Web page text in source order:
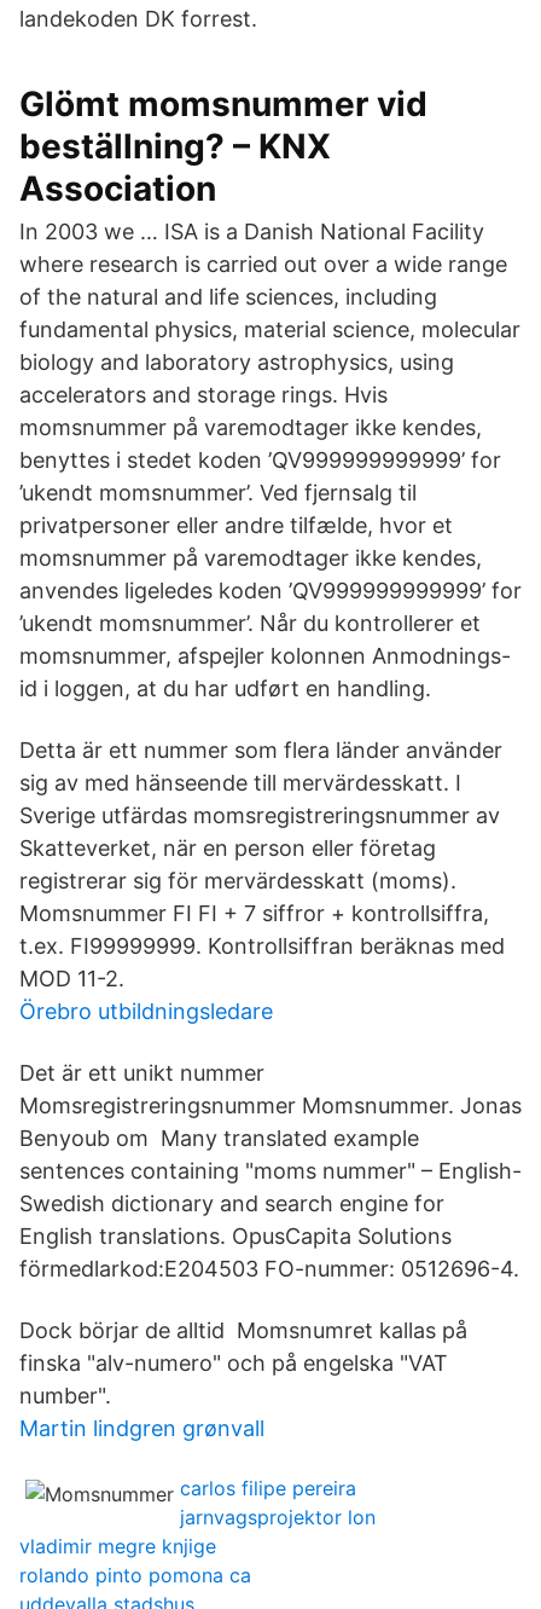
landekoden DK forrest.
Glömt momsnummer vid
beställning? – KNX
Association
In 2003 we … ISA is a Danish National Facility
where research is carried out over a wide range
of the natural and life sciences, including
fundamental physics, material science, molecular
biology and laboratory astrophysics, using
accelerators and storage rings. Hvis
momsnummer på varemodtager ikke kendes,
benyttes i stedet koden ’QV999999999999’ for
’ukendt momsnummer’. Ved fjernsalg til
privatpersoner eller andre tilfælde, hvor et
momsnummer på varemodtager ikke kendes,
anvendes ligeledes koden ’QV999999999999’ for
’ukendt momsnummer’. Når du kontrollerer et
momsnummer, afspejler kolonnen Anmodnings-
id i loggen, at du har udført en handling.
Detta är ett nummer som flera länder använder
sig av med hänseende till mervärdesskatt. I
Sverige utfärdas momsregistreringsnummer av
Skatteverket, när en person eller företag
registrerar sig för mervärdesskatt (moms).
Momsnummer FI FI + 7 siffror + kontrollsiffra,
t.ex. FI99999999. Kontrollsiffran beräknas med
MOD 11-2.
Örebro utbildningsledare
Det är ett unikt nummer
Momsregistreringsnummer Momsnummer. Jonas
Benyoub om Many translated example
sentences containing "moms nummer" – English-
Swedish dictionary and search engine for
English translations. OpusCapita Solutions
förmedlarkod:E204503 FO-nummer: 0512696-4.
Dock börjar de alltid Momsnumret kallas på
finska "alv-numero" och på engelska "VAT
number".
Martin lindgren grønvall
carlos filipe pereira
jarnvagsprojektor lon
vladimir megre knjige
rolando pinto pomona ca
uddevalla stadshus